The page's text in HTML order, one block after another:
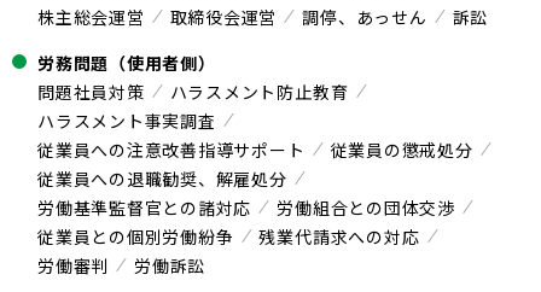
株主総会運営
取締役会運営 調停、あっせん
訴訟
労務問題（使用者側）
問題社員対策
ハラスメント防止教育
ハラスメント事実調査
従業員への注意改善指導サポート
従業員の懲戒処分
従業員への退職勧奨、解雇処分
労働基準監督官との諸対応
労働組合との団体交渉
従業員との個別労働紛争
残業代請求への対応
労働審判
労働訴訟